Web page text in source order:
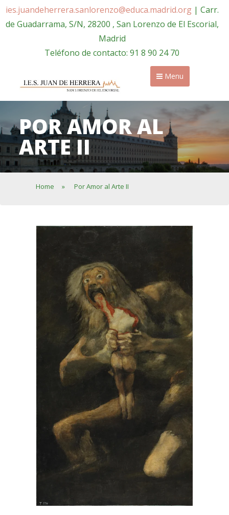
ies.juandeherrera.sanlorenzo@educa.madrid.org| Carr.
de Guadarrama, S/N, 28200 , San Lorenzo de El Escorial,
Madrid
Teléfono de contacto: 91 8 90 24 70
Menu
POR AMOR AL
ARTE II
Home » Por Amor al Arte II